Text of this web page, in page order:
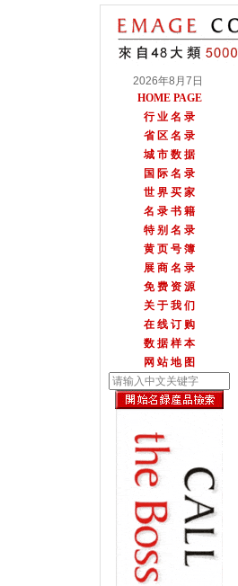
2026年8月7日
HOME PAGE
行 业 名 录
省 区 名 录
城 市 数 据
国 际 名 录
世 界 买 家
名 录 书 籍
特 别 名 录
黄 页 号 簿
展 商 名 录
免 费 资 源
关 于 我 们
在 线 订 购
数 据 样 本
网 站 地 图